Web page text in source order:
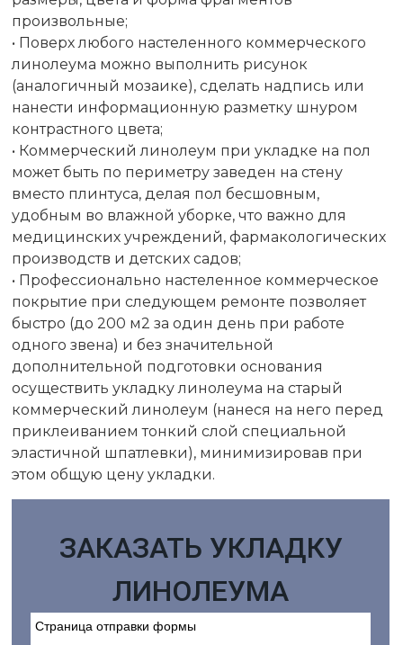
произвольные;
• Поверх любого настеленного коммерческого
линолеума можно выполнить рисунок
(аналогичный мозаике), сделать надпись или
нанести информационную разметку шнуром
контрастного цвета;
• Коммерческий линолеум при укладке на пол
может быть по периметру заведен на стену
вместо плинтуса, делая пол бесшовным,
удобным во влажной уборке, что важно для
медицинских учреждений, фармакологических
производств и детских садов;
• Профессионально настеленное коммерческое
покрытие при следующем ремонте позволяет
быстро (до 200 м2 за один день при работе
одного звена) и без значительной
дополнительной подготовки основания
осуществить укладку линолеума на старый
коммерческий линолеум (нанеся на него перед
приклеиванием тонкий слой специальной
эластичной шпатлевки), минимизировав при
этом общую цену укладки.
ЗАКАЗАТЬ УКЛАДКУ
ЛИНОЛЕУМА
Страница отправки формы